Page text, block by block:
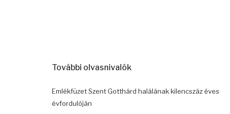
További olvasnivalók
Emlékfüzet Szent Gotthárd halálának kilencszáz éves
évfordulóján